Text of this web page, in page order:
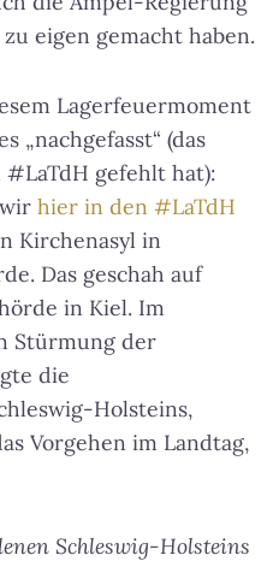
eigen gemacht haben.
Lagerfeuermoment
„nachgefasst“ (das
gefehlt hat):
hier in den #LaTdH
Kirchenasyl in
Das geschah auf
in Kiel. Im
Stürmung der
die
Holsteins,
Vorgehen im Landtag,
Schleswig-Holsteins